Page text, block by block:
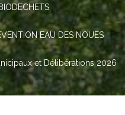
EAU DES NOUES
et Délibérations 2026